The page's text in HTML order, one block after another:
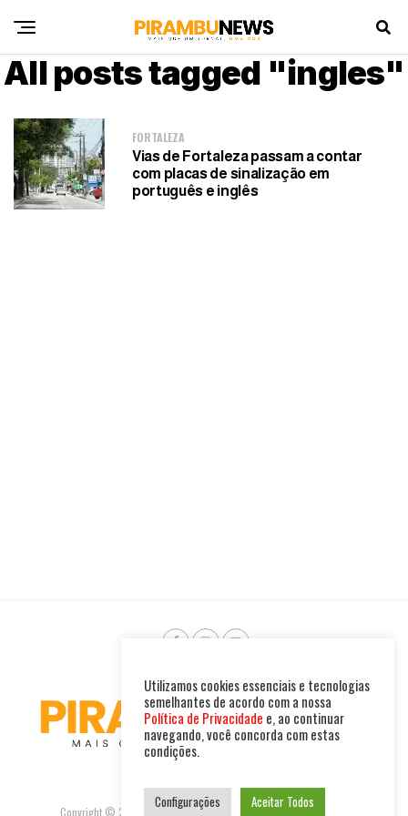
All posts tagged "ingles"
FORTALEZA
Vias de Fortaleza passam a contar
com placas de sinalização em
português e inglês
Copyright © 2025. Todos os direitos reservados. PIRAMBU NEWS
Utilizamos cookies essenciais e tecnologias
semelhantes de acordo com a nossa
Política de Privacidade e, ao continuar
navegando, você concorda com estas
condições.
Configurações Aceitar Todos